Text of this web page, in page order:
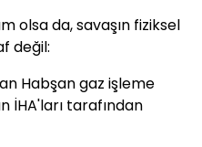
olsa da, savaşın fiziksel
değil:
Habşan gaz işleme
İHA'ları tarafından